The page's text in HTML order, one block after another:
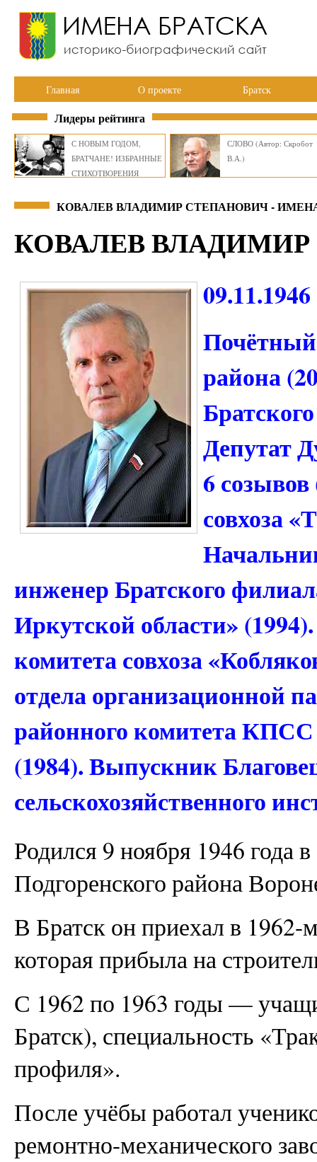
Главная О проекте Братск
Лидеры рейтинга
С НОВЫМ ГОДОМ,
БРАТЧАНЕ! ИЗБРАННЫЕ
СТИХОТВОРЕНИЯ
СЛОВО (Автор: Скробот
В.А.)
КОВАЛЕВ ВЛАДИМИР СТЕПАНОВИЧ -
КОВАЛЕВ
09.11.1946
района
Депутат
6
совхоза
инженер Братского
Иркутской области»
комитета совхоза
отдела организационной
районного комитета КПСС
(1984). Выпускник
сельскохозяйственного
Родился 9 ноября 1946 года
Подгоренского района
В Братск он приехал в 1962-
которая прибыла на
С 1962 по 1963 годы —
Братск), специальность
профиля».
После учёбы работал
ремонтно-механического